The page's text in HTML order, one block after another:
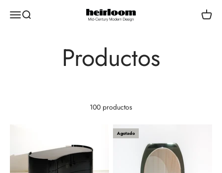
MenúBuscar HEIRLOOM VALENCIA Carrito
100 productos
Agotado